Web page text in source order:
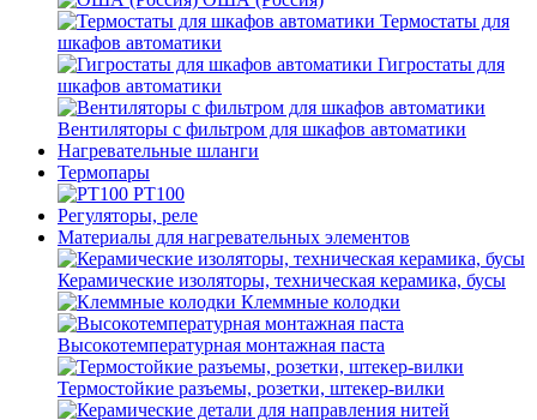
Термостаты для
шкафов автоматики
Гигростаты для
шкафов автоматики
Вентиляторы с фильтром для шкафов автоматики
Нагревательные шланги
Термопары
PT100
Регуляторы, реле
Материалы для нагревательных элементов
Керамические изоляторы, техническая керамика, бусы
Клеммные колодки
Высокотемпературная монтажная паста
Термостойкие разъемы, розетки, штекер-вилки